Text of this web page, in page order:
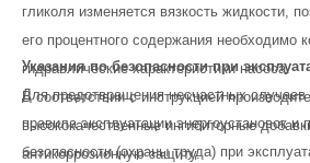
гликоля изменяется вязкость жидкости,
его процентного содержания необходимо
гидравлические характеристики насоса.
В соответствии с инструкцией
высококачественные ингибиторные
антикоррозионную защиту.
Указания по безопасности при
Для предотвращения несчастных
правила эксплуатации энергоустановок и
безопасности (охраны труда) при